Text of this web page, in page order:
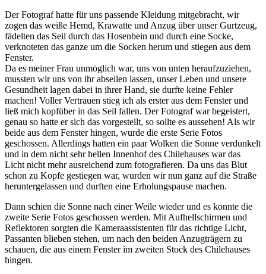
Der Fotograf hatte für uns passende Kleidung mitgebracht, wir
zogen das weiße Hemd, Krawatte und Anzug über unser Gurtzeug,
fädelten das Seil durch das Hosenbein und durch eine Socke,
verknoteten das ganze um die Socken herum und stiegen aus dem
Fenster.
Da es meiner Frau unmöglich war, uns von unten heraufzuziehen,
mussten wir uns von ihr abseilen lassen, unser Leben und unsere
Gesundheit lagen dabei in ihrer Hand, sie durfte keine Fehler
machen! Voller Vertrauen stieg ich als erster aus dem Fenster und
ließ mich kopfüber in das Seil fallen. Der Fotograf war begeistert,
genau so hatte er sich das vorgestellt, so sollte es aussehen! Als wir
beide aus dem Fenster hingen, wurde die erste Serie Fotos
geschossen. Allerdings hatten ein paar Wolken die Sonne verdunkelt
und in dem nicht sehr hellen Innenhof des Chilehauses war das
Licht nicht mehr ausreichend zum fotografieren. Da uns das Blut
schon zu Kopfe gestiegen war, wurden wir nun ganz auf die Straße
heruntergelassen und durften eine Erholungspause machen.
Dann schien die Sonne nach einer Weile wieder und es konnte die
zweite Serie Fotos geschossen werden. Mit Aufhellschirmen und
Reflektoren sorgten die Kameraassistenten für das richtige Licht,
Passanten blieben stehen, um nach den beiden Anzugträgern zu
schauen, die aus einem Fenster im zweiten Stock des Chilehauses
hingen.